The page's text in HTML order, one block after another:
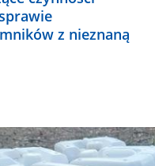
z nieznaną